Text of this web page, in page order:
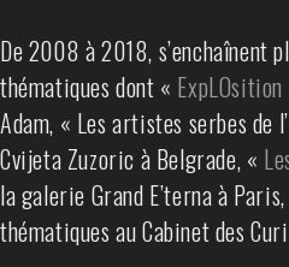
De 2008 à 2018, s’enchaînent
thématiques dont «
Adam, « Les artistes serbes de
Cvijeta Zuzoric à Belgrade, «
la galerie Grand E’terna à
thématiques au Cabinet des